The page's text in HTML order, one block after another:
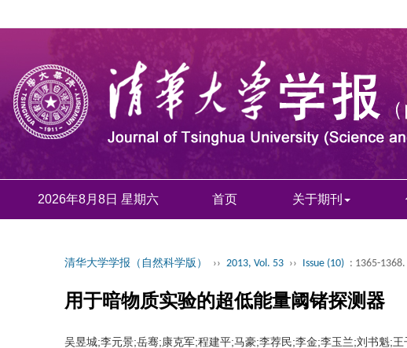
2026年8月8日 星期六 首页 关于期刊
清华大学学报（自然科学版） ›› 2013, Vol. 53 ›› Issue (10) : 1365-1368.
用于暗物质实验的超低能量阈锗探测器
吴昱城;李元景;岳骞;康克军;程建平;马豪;李荐民;李金;李玉兰;刘书魁;王